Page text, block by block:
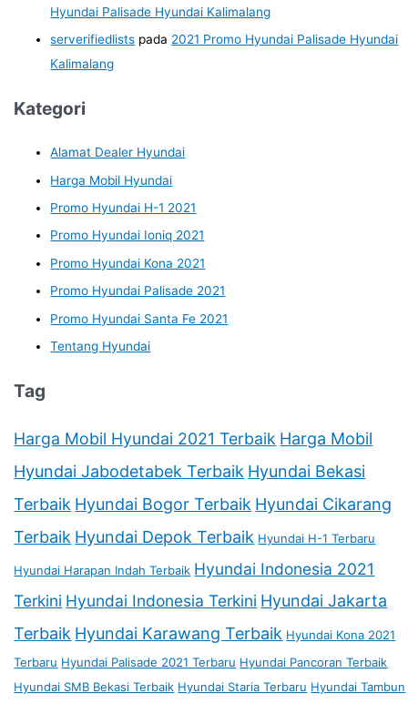
Hyundai Palisade Hyundai Kalimalang
serverifiedlists pada 2021 Promo Hyundai Palisade Hyundai
Kalimalang
Kategori
Alamat Dealer Hyundai
Harga Mobil Hyundai
Promo Hyundai H-1 2021
Promo Hyundai Ioniq 2021
Promo Hyundai Kona 2021
Promo Hyundai Palisade 2021
Promo Hyundai Santa Fe 2021
Tentang Hyundai
Tag
Harga Mobil Hyundai 2021 Terbaik Harga Mobil
Hyundai Jabodetabek Terbaik Hyundai Bekasi
Terbaik Hyundai Bogor Terbaik Hyundai Cikarang
Terbaik Hyundai Depok Terbaik Hyundai H-1 Terbaru
Hyundai Harapan Indah Terbaik Hyundai Indonesia 2021
Terkini Hyundai Indonesia Terkini Hyundai Jakarta
Terbaik Hyundai Karawang Terbaik Hyundai Kona 2021
Terbaru Hyundai Palisade 2021 Terbaru Hyundai Pancoran Terbaik
Hyundai SMB Bekasi Terbaik Hyundai Staria Terbaru Hyundai Tambun